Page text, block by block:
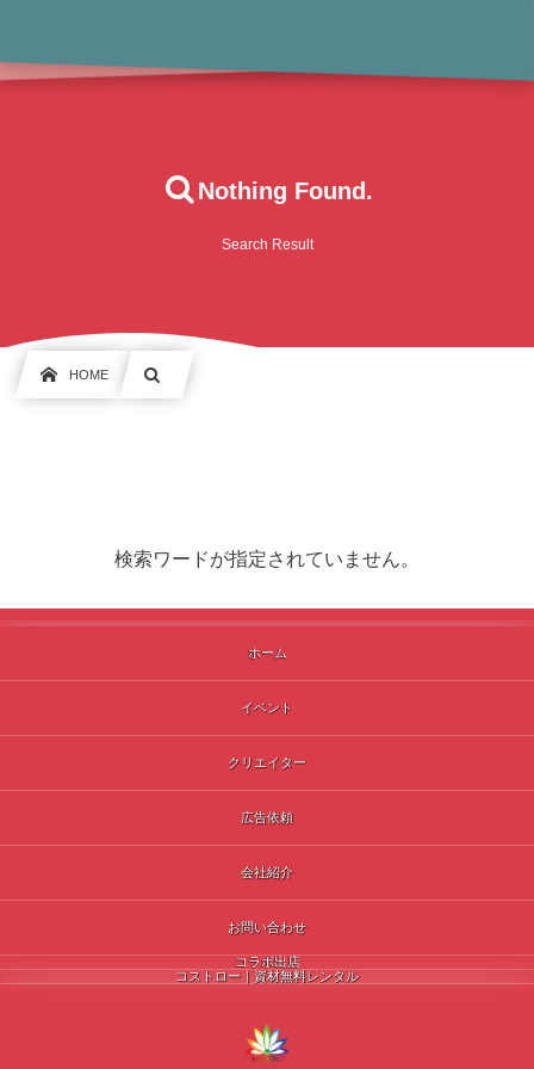
Nothing Found.
Search Result
HOME
検索ワードが指定されていません。
ホーム
イベント
クリエイター
広告依頼
会社紹介
お問い合わせ
コラボ出店
コストロー｜資材無料レンタル